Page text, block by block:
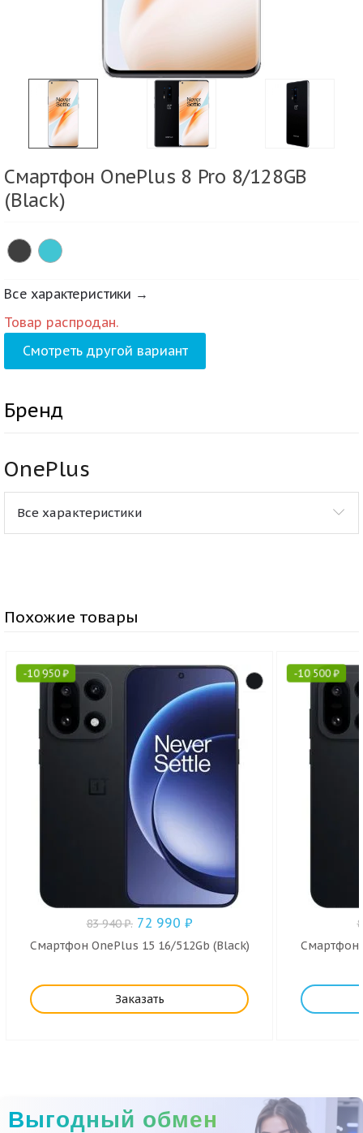
Смартфон OnePlus 8 Pro 8/128GB
(Black)
Все характеристики →
Товар распродан.
Смотреть другой вариант
Бренд
OnePlus
Все характеристики
Похожие товары
-10 950₽
83 940₽. 72 990 ₽
Смартфон OnePlus 15 16/512Gb (Black)
Заказать
-10 500₽
Смартфон
Выгодный обмен